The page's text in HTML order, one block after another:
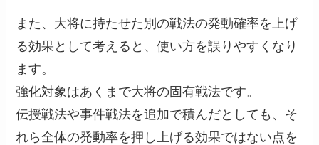
また、大将に持たせた別の戦法の発動確率を上げ
る効果として考えると、使い方を誤りやすくなり
ます。
強化対象はあくまで大将の固有戦法です。
伝授戦法や事件戦法を追加で積んだとしても、そ
れら全体の発動率を押し上げる効果ではない点を